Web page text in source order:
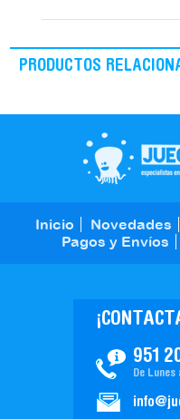
PRODUCTOS
Inicio Novedades
Pagos y Envíos
951
De Lunes